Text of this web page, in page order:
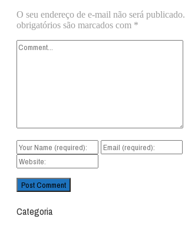
O seu endereço de e-mail não será publicado.
obrigatórios são marcados com *
Categoria